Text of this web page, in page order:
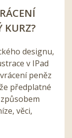
KURZ?
designu,
v IPad
peněz
předplatné
věci,